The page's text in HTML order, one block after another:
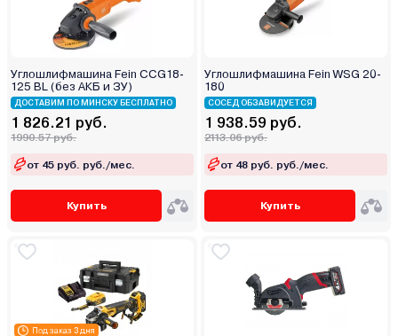
Углошлифмашина Fein CCG18-
125 BL (без АКБ и ЗУ)
ДОСТАВИМ ПО МИНСКУ БЕСПЛАТНО
1 826.21 руб.
1990.57 руб.
от 45 руб. руб./мес.
Купить
Углошлифмашина Fein WSG 20-
180
СОСЕД ОБЗАВИДУЕТСЯ
1 938.59 руб.
2113.06 руб.
от 48 руб. руб./мес.
Купить
Под заказ 3 дня